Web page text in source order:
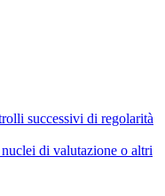
successivi di regolarità
di valutazione o altri